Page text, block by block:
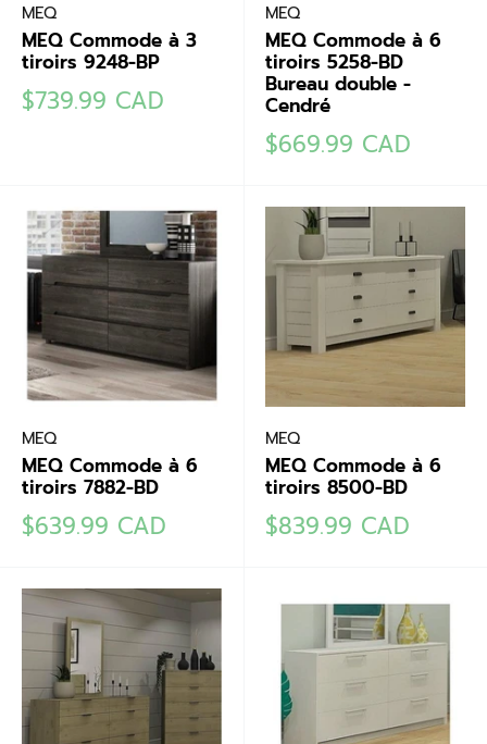
MEQ
MEQ Commode à 3
tiroirs 9248-BP
Prix
réduit
$739.99 CAD
MEQ
MEQ Commode à 6
tiroirs 5258-BD
Bureau double -
Cendré
Prix
réduit
$669.99 CAD
MEQ
MEQ Commode à 6
tiroirs 7882-BD
Prix
réduit
$639.99 CAD
MEQ
MEQ Commode à 6
tiroirs 8500-BD
Prix
réduit
$839.99 CAD